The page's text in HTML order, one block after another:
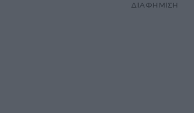
ΔΙΑΦΗΜΙΣΗ